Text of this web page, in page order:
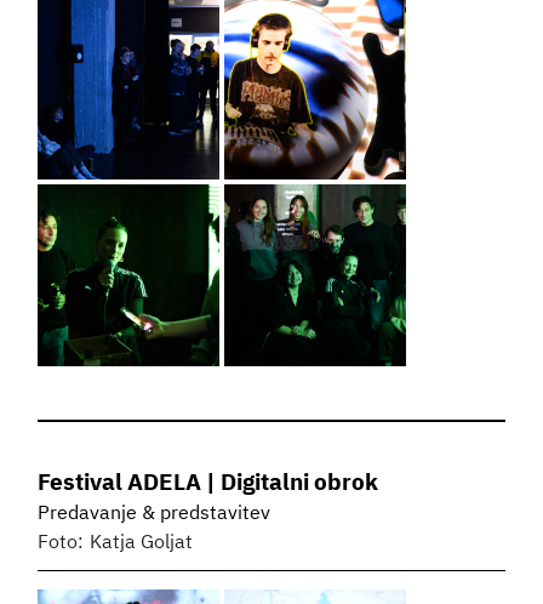
Festival ADELA | Digitalni obrok
Predavanje & predstavitev
Foto: Katja Goljat